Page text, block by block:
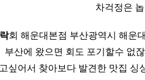
차걱정은
회 해운대본점 부산광역시 해운
부산에 왔으면 회도 포기할수 없
싶어서 찾아보다 발견한 맛집 싱